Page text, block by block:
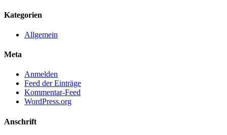
Kategorien
Allgemein
Meta
Anmelden
Feed der Einträge
Kommentar-Feed
WordPress.org
Anschrift